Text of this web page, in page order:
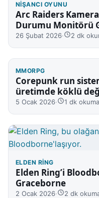
NIŞANCI OYUNU
Arc Raiders
Durumu Monitörü
26 Şubat 2026· 2 dk
MMORPG
Corepunk run
üretimde köklü
5 Ocak 2026· 1 dk okuma
ELDEN RING
Elden Ring’i
Graceborne
2 Ocak 2026· 2 dk